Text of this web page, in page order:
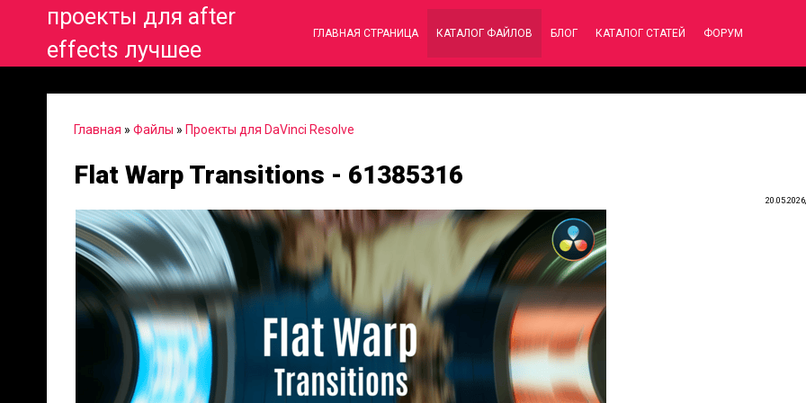
проекты для after
effects лучшее
ГЛАВНАЯ СТРАНИЦА КАТАЛОГ ФАЙЛОВ БЛОГ КАТАЛОГ СТАТЕЙ ФОРУМ
Главная » Файлы » Проекты для DaVinci Resolve
Flat Warp Transitions - 61385316